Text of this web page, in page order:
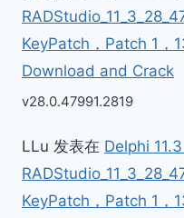
KeyPatch，Patch 1，
Download and Crack
v28.0.47991.2819
LLu 发表在 Delphi 11.3
KeyPatch，Patch 1，